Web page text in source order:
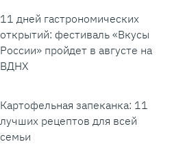
11 дней гастрономических
открытий: фестиваль «Вкусы
России» пройдет в августе на
ВДНХ
Картофельная запеканка: 11
лучших рецептов для всей
семьи